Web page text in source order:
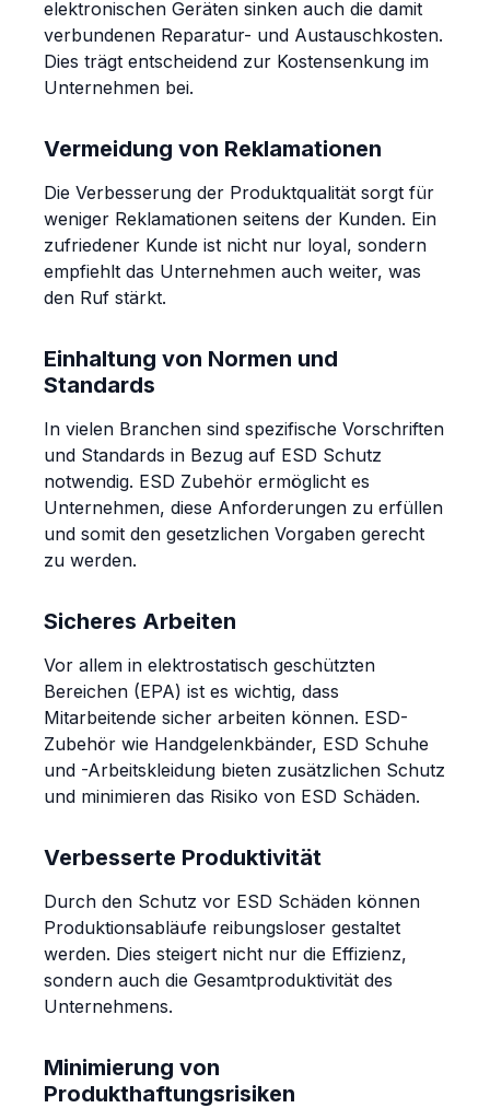
elektronischen Geräten sinken auch die damit
verbundenen Reparatur- und Austauschkosten.
Dies trägt entscheidend zur Kostensenkung im
Unternehmen bei.
Vermeidung von Reklamationen
Die Verbesserung der Produktqualität sorgt für
weniger Reklamationen seitens der Kunden. Ein
zufriedener Kunde ist nicht nur loyal, sondern
empfiehlt das Unternehmen auch weiter, was
den Ruf stärkt.
Einhaltung von Normen und
Standards
In vielen Branchen sind spezifische Vorschriften
und Standards in Bezug auf ESD Schutz
notwendig. ESD Zubehör ermöglicht es
Unternehmen, diese Anforderungen zu erfüllen
und somit den gesetzlichen Vorgaben gerecht
zu werden.
Sicheres Arbeiten
Vor allem in elektrostatisch geschützten
Bereichen (EPA) ist es wichtig, dass
Mitarbeitende sicher arbeiten können. ESD-
Zubehör wie Handgelenkbänder, ESD Schuhe
und -Arbeitskleidung bieten zusätzlichen Schutz
und minimieren das Risiko von ESD Schäden.
Verbesserte Produktivität
Durch den Schutz vor ESD Schäden können
Produktionsabläufe reibungsloser gestaltet
werden. Dies steigert nicht nur die Effizienz,
sondern auch die Gesamtproduktivität des
Unternehmens.
Minimierung von
Produkthaftungsrisiken